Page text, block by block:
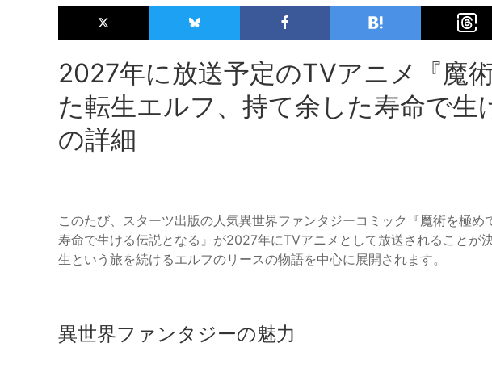
2027年に放送予定のTVアニメ『魔
た転生エルフ、持て余した寿命で生
の詳細
このたび、スターツ出版の人気異世界ファンタジーコミック『魔術を極め
寿命で生ける伝説となる』が2027年にTVアニメとして放送されることが
生という旅を続けるエルフのリースの物語を中心に展開されます。
異世界ファンタジーの魅力